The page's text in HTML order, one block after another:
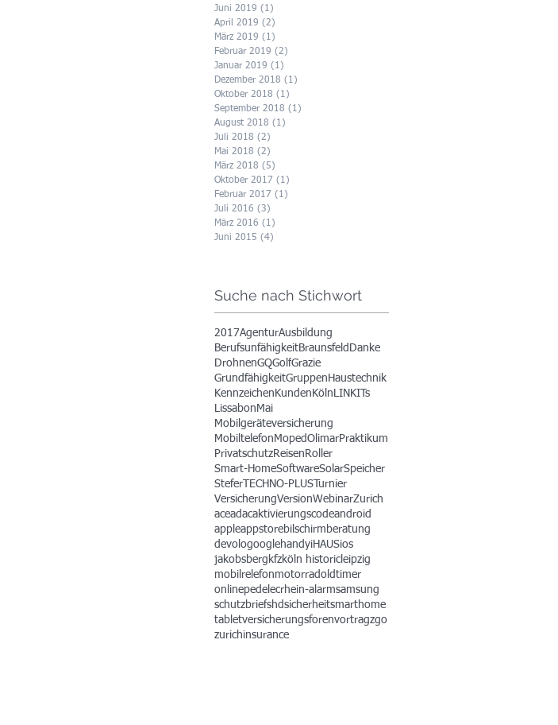
Juni 2019 (1)
April 2019 (2)
März 2019 (1)
Februar 2019 (2)
Januar 2019 (1)
Dezember 2018 (1)
Oktober 2018 (1)
September 2018 (1)
August 2018 (1)
Juli 2018 (2)
Mai 2018 (2)
März 2018 (5)
Oktober 2017 (1)
Februar 2017 (1)
Juli 2016 (3)
März 2016 (1)
Juni 2015 (4)
Suche nach Stichwort
2017AgenturAusbildung
BerufsunfähigkeitBraunsfeld Danke
DrohnenGQGolfGrazie
GrundfähigkeitGruppen Haustechnik
Kennzeichen Kunden Köln LINKITs
Lissabon Mai
Mobilgeräteversicherung
Mobiltelefon MopedOlimarPraktikum
PrivatschutzReisen Roller
Smart-HomeSoftwareSolarSpeicher
Stefer TECHNO-PLUS Turnier
VersicherungVersionWebinarZurich
aceadacaktivierungscodeandroid
appleappstorebilschirmberatung
devologooglehandyiHAUSios
jakobsberg kfzköln historic leipzig
mobilrelefonmotorradoldtimer
onlinepedelecrhein-alarmsamsung
schutzbriefshdsicherheitsmarthome
tabletversicherungsforenvortragzgo
zurichinsurance